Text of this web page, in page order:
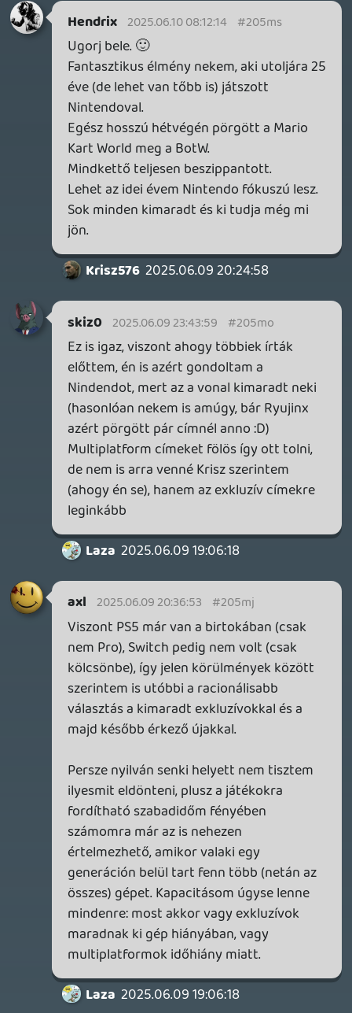
Csak hogy nekem van PS5-öm és Series X-
em (már kettő is), Switch-em meg nincsen,
és a gyerekek imádnák:)
PS+ -t nem szeretnék, ami érdekel és nincs
Game Pass-on, azt úgyis megveszem.
Laza 2025.06.09 19:06:18
Krisz576 2025.06.09 20:24:58 #205mg
Nagyon rakjátok a bogarat a fülembe:)
skiz0 2025.06.09 18:24:26
Laza
Mert a Switch 2 nem arról fog szólni?
Tonnaszám jönnek ki majd rá azok a
rongyosra izzadtak, ráadásul jó drágán -
mint ahogy maga a gép sem olcsó. Ezzel
szemben most egy PS5-re van egy rakat
játék, ps+-al másik rakatatot nyomhatsz,
és milliószám van akciózás, amilyen az N-
nél még sosem volt. Szóval ráér SW2-t
venni majd úgy 1-2 év múlva is, mikor már
lesz rá rendesen tartalom is - és talán
normális áron is.
skiz0 2025.06.09 18:24:26
skiz0 2025.06.09 18:24:26
Én is egyértelműen az NS2-re mennék rá a
helyedben, mert PS5 Pro továbbra is csak
az újrázásról szólna leginkább, gyanítom
Krisz576 2025.06.09 12:31:42
Krisz576 2025.06.09 12:31:42 #205l9
Hát igen, bevallom PS5 Pro-n először a
feljavított Last of Us-okat akartam volna
nyüstölni, de azokat már jól ismerem,
ráérnek:)
sok pótolni valóm lenne.
legolas70 2025.06.09 12:23:57
legolas70 2025.06.09 12:23:57 #205l6
Én Pro helyett vennék egy Switch 2-t.
Ráérsz még azt idén venni valamikor majd.
Krisz576
2025.06.09 12:00:40
Dilemmában vagyok. Három konzolt
akartam, csak hát nem vagyok krőzus, így
minimum 1 éves tervben gondolkodtam:
- PS5 Pro
- Switch 2